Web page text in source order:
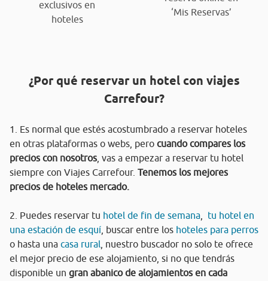
exclusivos en
hoteles
‘Mis Reservas’
¿Por qué reservar un hotel con viajes
Carrefour?
1. Es normal que estés acostumbrado a reservar hoteles
en otras plataformas o webs, pero cuando compares los
precios con nosotros, vas a empezar a reservar tu hotel
siempre con Viajes Carrefour. Tenemos los mejores
precios de hoteles mercado.
2. Puedes reservar tu hotel de fin de semana
tu hotel en
una estación de esquí , buscar entre los hoteles para perros
o hasta una casa rural , nuestro buscador no solo te ofrece
el mejor precio de ese alojamiento, si no que tendrás
disponible un gran abanico de alojamientos en cada